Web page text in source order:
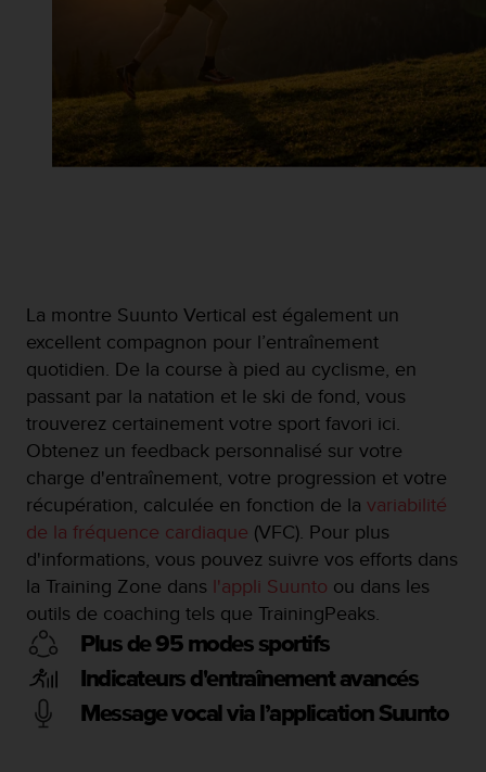
La montre Suunto Vertical est également un
excellent compagnon pour l’entraînement
quotidien. De la course à pied au cyclisme, en
passant par la natation et le ski de fond, vous
trouverez certainement votre sport favori ici.
Obtenez un feedback personnalisé sur votre
charge d'entraînement, votre progression et votre
récupération, calculée en fonction de la variabilité
de la fréquence cardiaque (VFC). Pour plus
d'informations, vous pouvez suivre vos efforts dans
la Training Zone dans l'appli Suunto ou dans les
outils de coaching tels que TrainingPeaks.
Plus de 95 modes sportifs
Indicateurs d'entraînement avancés
Message vocal via l’application Suunto